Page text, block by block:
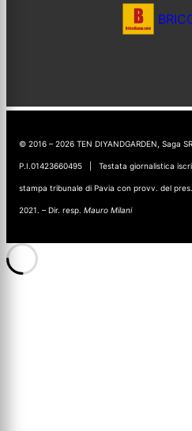
© 2016 – 2026 TEN DIYANDGARDEN, Saga
P.I.01423660495 | Testata giornalistica
stampa tribunale di Pavia con provv. del
2021. – Dir. resp. Mauro Milani